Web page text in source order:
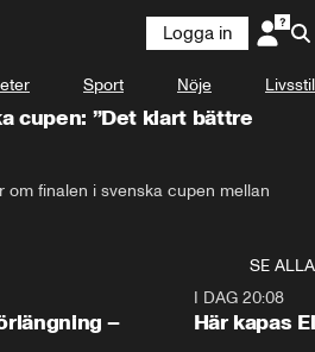
Logga in
Sport Nöje Livsstil
cupen: ”Det klart bättre
om finalen i svenska cupen mellan
SE ALLA
–
I DAG 20:08
Här kapas